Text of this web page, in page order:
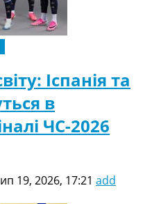
Іспанія та
в
ЧС-2026
19, 2026, 17:21 add